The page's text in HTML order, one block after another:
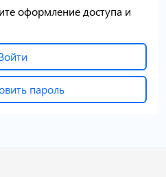
оформление доступа и
пароль